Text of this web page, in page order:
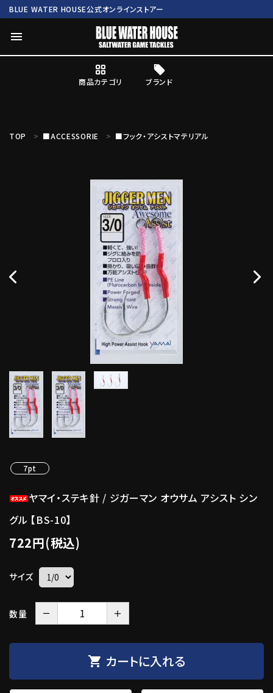
BLUE WATER HOUSE公式オンラインストアー
menu
商品カテゴリ ブランド
TOP ■ACCESSORIE ■フック・アシストマテリアル
7pt
ヤマイ・ステキ針 / ジガーマン オウサム アシスト シン
グル 【BS-10】
722円(税込)
サイズ
数量 － ＋
shopping_cart カートに入れる